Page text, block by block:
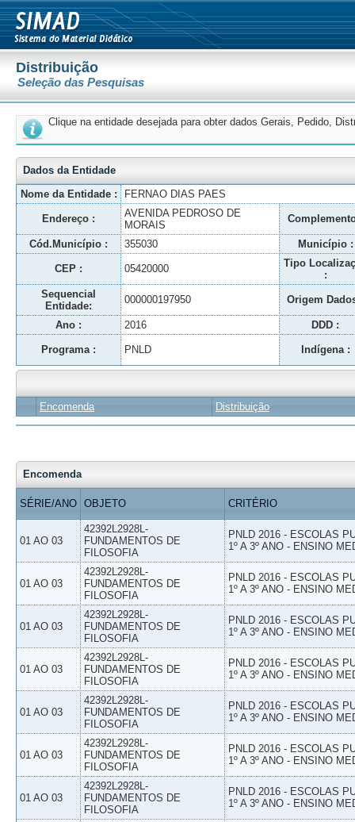
Distribuição
Seleção das Pesquisas
Clique na entidade desejada para obter dados Gerais, Pedido,
Dados da Entidade
Nome da Entidade :
FERNAO DIAS PAES
Endereço :
AVENIDA PEDROSO DE
MORAIS
Cód.Município : 355030 Município :
CEP : 05420000
Tipo
:
Sequencial
Entidade:
000000197950 Origem
Ano : 2016 DDD :
Programa : PNLD Indígena :
Encomenda Distribuição
Encomenda
SÉRIE/ANO OBJETO CRITÉRIO
01 AO 03
42392L2928L-
FUNDAMENTOS DE
FILOSOFIA
PNLD 2016 - ESCOLAS
1º A 3º ANO - ENSINO
01 AO 03
42392L2928L-
FUNDAMENTOS DE
FILOSOFIA
PNLD 2016 - ESCOLAS
1º A 3º ANO - ENSINO
01 AO 03
42392L2928L-
FUNDAMENTOS DE
FILOSOFIA
PNLD 2016 - ESCOLAS
1º A 3º ANO - ENSINO
01 AO 03
42392L2928L-
FUNDAMENTOS DE
FILOSOFIA
PNLD 2016 - ESCOLAS
1º A 3º ANO - ENSINO
01 AO 03
42392L2928L-
FUNDAMENTOS DE
FILOSOFIA
PNLD 2016 - ESCOLAS
1º A 3º ANO - ENSINO
01 AO 03
42392L2928L-
FUNDAMENTOS DE
FILOSOFIA
PNLD 2016 - ESCOLAS
1º A 3º ANO - ENSINO
01 AO 03
42392L2928L-
FUNDAMENTOS DE
FILOSOFIA
PNLD 2016 - ESCOLAS
1º A 3º ANO - ENSINO